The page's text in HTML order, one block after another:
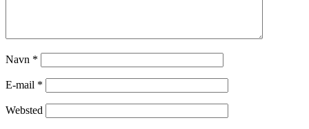
Navn *
E-mail *
Websted